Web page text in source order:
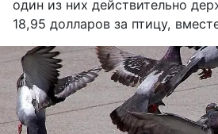
один из них действительно
18,95 долларов за птицу,